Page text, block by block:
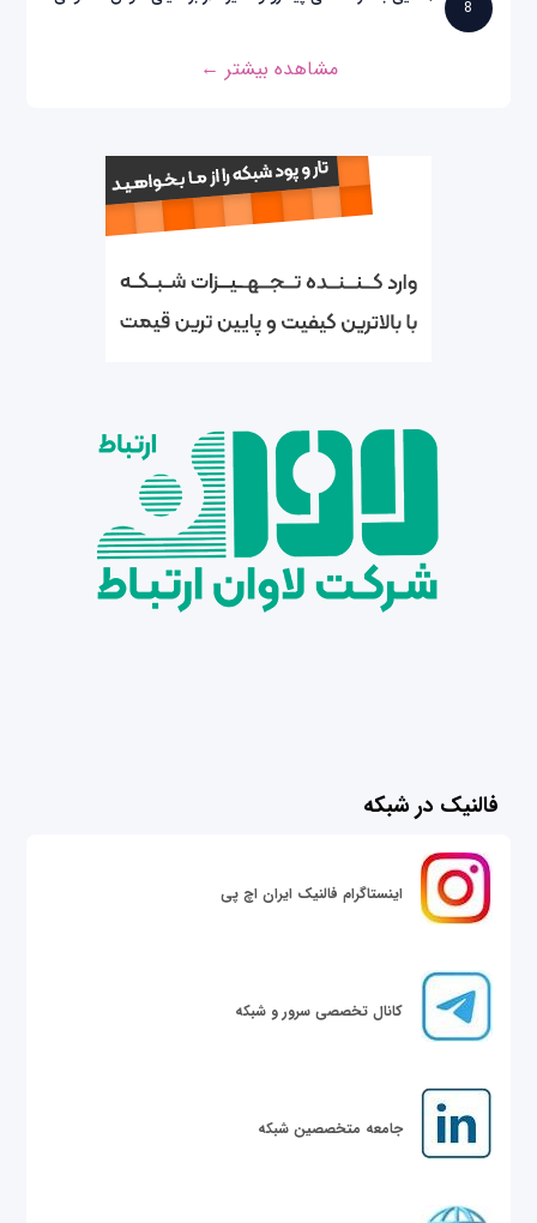
8
مشاهده بیشتر ←
فالنیک در شبکه
اینستاگرام فالنیک ایران اچ پی
کانال تخصصی سرور و شبکه
جامعه متخصصین شبکه